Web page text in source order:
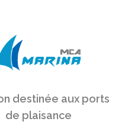
destinée aux ports
de plaisance